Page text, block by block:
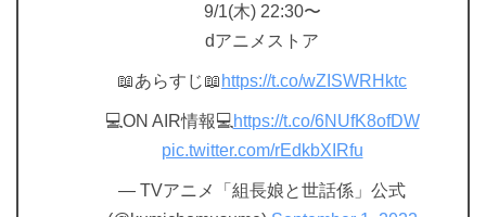
9/1(木) 22:30〜
dアニメストア
📖あらすじ📖 https://t.co/wZISWRHktc
💻ON AIR情報💻 https://t.co/6NUfK8ofDW
pic.twitter.com/rEdkbXIRfu
— TVアニメ「組長娘と世話係」公式